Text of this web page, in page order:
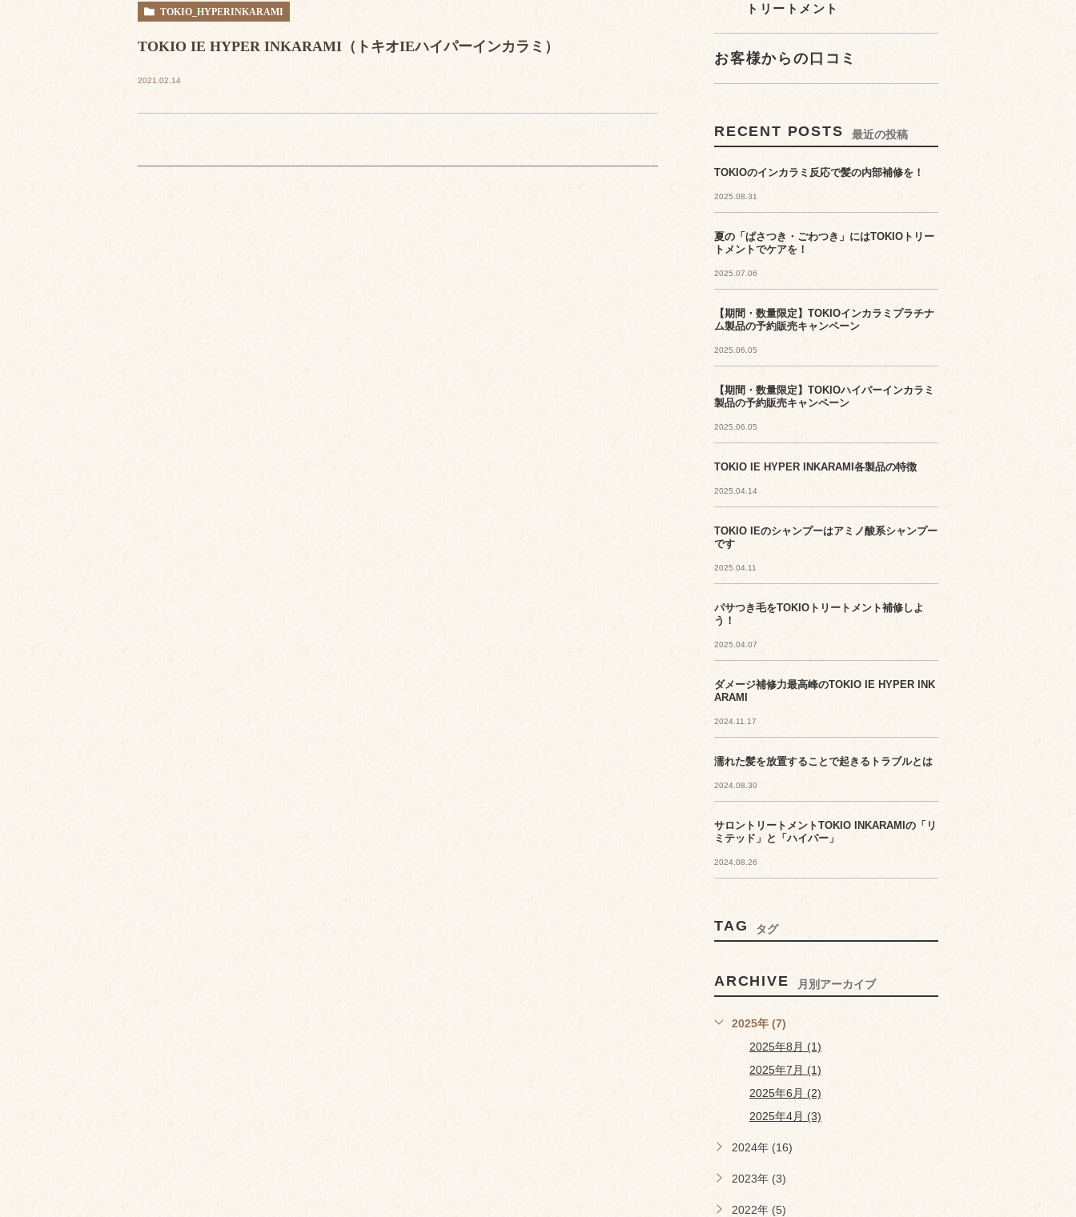
TOKIO_HYPERINKARAMI
TOKIO IE HYPER INKARAMI（トキオIEハイパーインカラミ）
2021.02.14
トリートメント
お客様からの口コミ
RECENT POSTS 最近の投稿
TOKIOのインカラミ反応で髪の内部補修を！
2025.08.31
夏の「ぱさつき・ごわつき」にはTOKIOトリー
トメントでケアを！
2025.07.06
【期間・数量限定】TOKIOインカラミプラチナ
ム製品の予約販売キャンペーン
2025.06.05
【期間・数量限定】TOKIOハイパーインカラミ
製品の予約販売キャンペーン
2025.06.05
TOKIO IE HYPER INKARAMI各製品の特徴
2025.04.14
TOKIO IEのシャンプーはアミノ酸系シャンプー
です
2025.04.11
パサつき毛をTOKIOトリートメント補修しよ
う！
2025.04.07
ダメージ補修力最高峰のTOKIO IE HYPER INK
ARAMI
2024.11.17
濡れた髪を放置することで起きるトラブルとは
2024.08.30
サロントリートメントTOKIO INKARAMIの「リ
ミテッド」と「ハイパー」
2024.08.26
TAG タグ
ARCHIVE 月別アーカイブ
2025年 (7)
2025年8月 (1)
2025年7月 (1)
2025年6月 (2)
2025年4月 (3)
2024年 (16)
2023年 (3)
2022年 (5)